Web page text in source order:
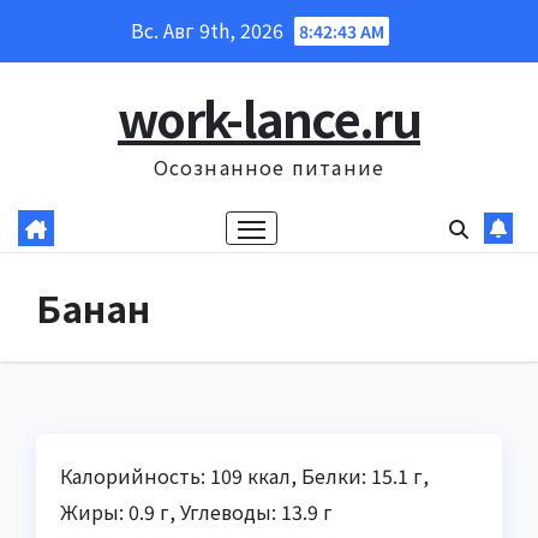
Вс. Авг 9th, 2026 8:42:44 AM
work-lance.ru
Осознанное питание
Банан
Калорийность: 109 ккал, Белки: 15.1 г,
Жиры: 0.9 г, Углеводы: 13.9 г